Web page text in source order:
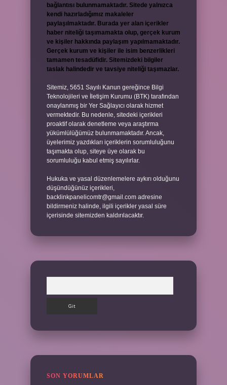
bağlantısı bulunmamaktadır. Sitede yalnızca
kendi hazırladığımız makaleler
paylaşılmaktadır. Burada yer alan içerikler
haber niteliği taşımamakta olup, gerçek kurum
ve kişiler hakkında paylaşım yapılmamaktadır.
Gerçek kurum ve kişiler ile isim benzerlikleri
tamamen tesadüfidir. Sitemizdeki bilgiler
taslak halindedir ve tavsiye niteliği taşımazlar.
Sitemiz, 5651 Sayılı Kanun gereğince Bilgi
Teknolojileri ve İletişim Kurumu (BTK) tarafından
onaylanmış bir Yer Sağlayıcı olarak hizmet
vermektedir. Bu nedenle, sitedeki içerikleri
proaktif olarak denetleme veya araştırma
yükümlülüğümüz bulunmamaktadır. Ancak,
üyelerimiz yazdıkları içeriklerin sorumluluğunu
taşımakta olup, siteye üye olarak bu
sorumluluğu kabul etmiş sayılırlar.
Hukuka ve yasal düzenlemelere aykırı olduğunu
düşündüğünüz içerikleri,
backlinkpanelicomtr@gmail.com adresine
bildirmeniz halinde, ilgili içerikler yasal süre
içerisinde sitemizden kaldırılacaktır.
SON YORUMLAR